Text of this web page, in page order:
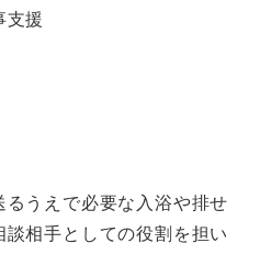
支援
うえで必要な入浴や排せ
相手としての役割を担い